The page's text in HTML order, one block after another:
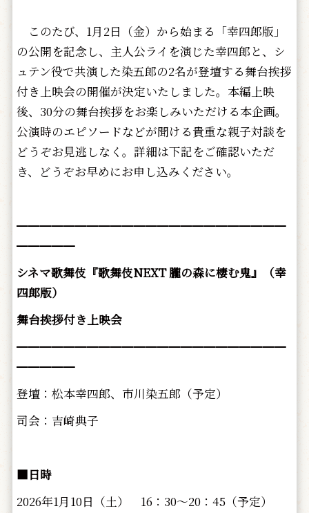
このたび、1月2日（金）から始まる「幸四郎版」
の公開を記念し、主人公ライを演じた幸四郎と、シ
ュテン役で共演した染五郎の2名が登壇する舞台挨拶
付き上映会の開催が決定いたしました。本編上映
後、30分の舞台挨拶をお楽しみいただける本企画。
公演時のエピソードなどが聞ける貴重な親子対談を
どうぞお見逃しなく。詳細は下記をご確認いただ
き、どうぞお早めにお申し込みください。
━━━━━━━━━━━━━━━━━━━━━━━
━━━━━
シネマ歌舞伎『歌舞伎NEXT 朧の森に棲む鬼』（幸
四郎版）
舞台挨拶付き上映会
━━━━━━━━━━━━━━━━━━━━━━━
━━━━━
登壇：松本幸四郎、市川染五郎（予定）
司会：吉崎典子
■日時
2026年1月10日（土） 16：30～20：45（予定）